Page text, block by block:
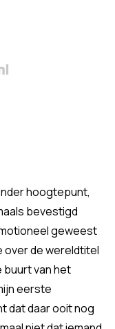
hoogtepunt,
bevestigd
geweest
over de wereldtitel
buurt van het
eerste
dat daar ooit nog